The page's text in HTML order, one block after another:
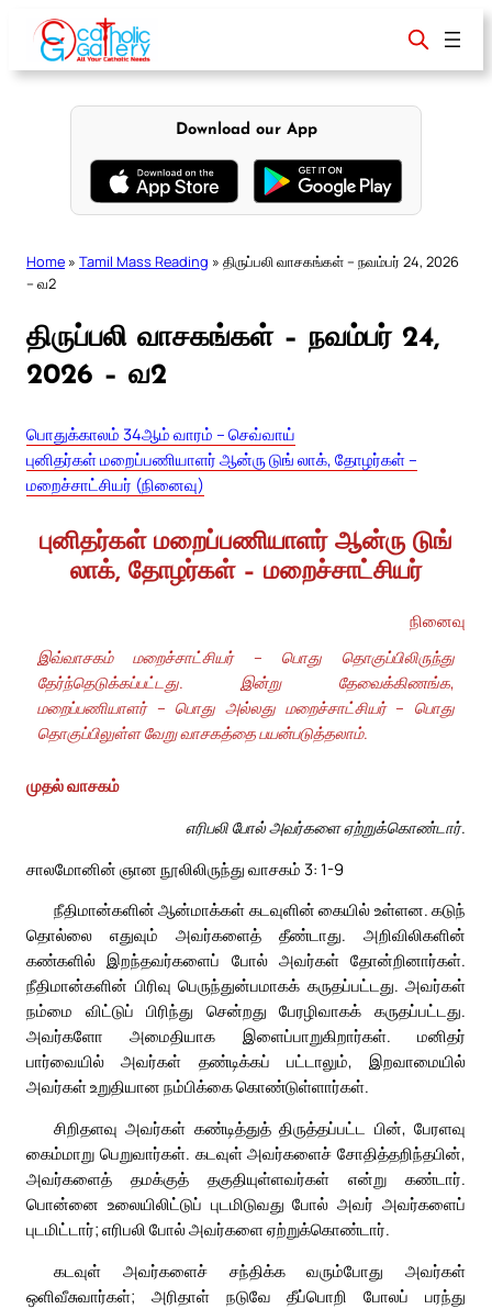
content
Download our App
Home » Tamil Mass Reading » திருப்பலி வாசகங்கள் – நவம்பர் 24, 2026
– வ2
திருப்பலி வாசகங்கள் – நவம்பர் 24,
2026 – வ2
பொதுக்காலம் 34ஆம் வாரம் – செவ்வாய்
புனிதர்கள் மறைப்பணியாளர் ஆன்ரு டுங் லாக், தோழர்கள் –
மறைச்சாட்சியர் (நினைவு)
புனிதர்கள் மறைப்பணியாளர் ஆன்ரு டுங்
லாக், தோழர்கள் – மறைச்சாட்சியர்
நினைவு
இவ்வாசகம் மறைச்சாட்சியர் – பொது தொகுப்பிலிருந்து
தேர்ந்தெடுக்கப்பட்டது. இன்று தேவைக்கிணங்க,
மறைப்பணியாளர் – பொது அல்லது மறைச்சாட்சியர் – பொது
தொகுப்பிலுள்ள வேறு வாசகத்தை பயன்படுத்தலாம்.
முதல் வாசகம்
எரிபலி போல் அவர்களை ஏற்றுக்கொண்டார்.
சாலமோனின் ஞான நூலிலிருந்து வாசகம் 3: 1-9
நீதிமான்களின் ஆன்மாக்கள் கடவுளின் கையில் உள்ளன. கடுந்
தொல்லை எதுவும் அவர்களைத் தீண்டாது. அறிவிலிகளின்
கண்களில் இறந்தவர்களைப் போல் அவர்கள் தோன்றினார்கள்.
நீதிமான்களின் பிரிவு பெருந்துன்பமாகக் கருதப்பட்டது. அவர்கள்
நம்மை விட்டுப் பிரிந்து சென்றது பேரழிவாகக் கருதப்பட்டது.
அவர்களோ அமைதியாக இளைப்பாறுகிறார்கள். மனிதர்
பார்வையில் அவர்கள் தண்டிக்கப் பட்டாலும், இறவாமையில்
அவர்கள் உறுதியான நம்பிக்கை கொண்டுள்ளார்கள்.
சிறிதளவு அவர்கள் கண்டித்துத் திருத்தப்பட்ட பின், பேரளவு
கைம்மாறு பெறுவார்கள். கடவுள் அவர்களைச் சோதித்தறிந்தபின்,
அவர்களைத் தமக்குத் தகுதியுள்ளவர்கள் என்று கண்டார்.
பொன்னை உலையிலிட்டுப் புடமிடுவது போல் அவர் அவர்களைப்
புடமிட்டார்; எரிபலி போல் அவர்களை ஏற்றுக்கொண்டார்.
கடவுள் அவர்களைச் சந்திக்க வரும்போது அவர்கள்
ஒளிவீசுவார்கள்; அரிதாள் நடுவே தீப்பொறி போலப் பரந்து